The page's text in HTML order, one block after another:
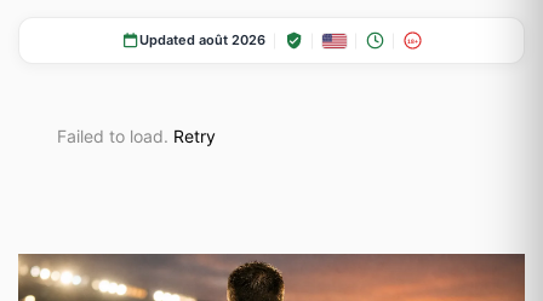
Updated août 2026 18+
Failed to load. Retry